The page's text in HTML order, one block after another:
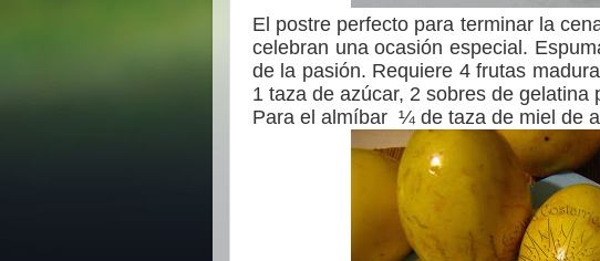
El postre perfecto para terminar la
celebran una ocasión especial.
de la pasión. Requiere 4 frutas
1 taza de azúcar, 2 sobres de
Para el almíbar ¼ de taza de miel de